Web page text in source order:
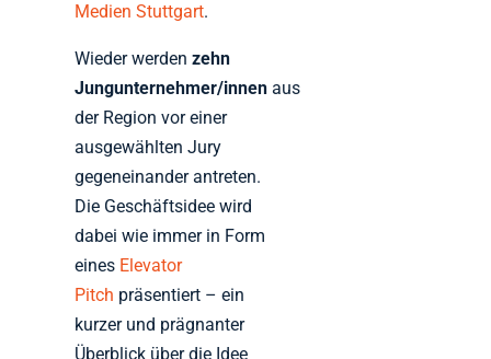
Medien Stuttgart.
Wieder werdenzehn
Jungunternehmer/innen aus
der Region vor einer
ausgewählten Jury
gegeneinander antreten.
Die Geschäftsidee wird
dabei wie immer in Form
eines Elevator
Pitch präsentiert – ein
kurzer und prägnanter
Überblick über die Idee